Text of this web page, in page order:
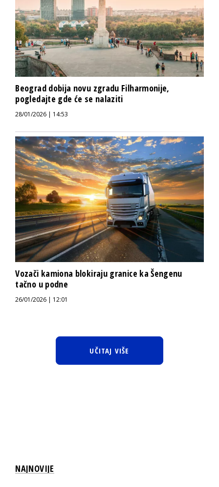
Beograd dobija novu zgradu Filharmonije,
pogledajte gde će se nalaziti
28/01/2026 | 14:53
Vozači kamiona blokiraju granice ka Šengenu
tačno u podne
26/01/2026 | 12:01
UČITAJ VIŠE
NAJNOVIJE